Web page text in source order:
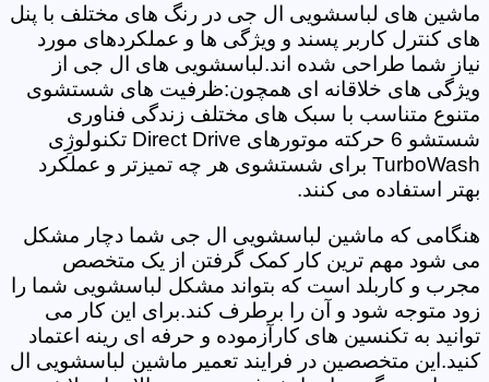
ماشین های لباسشویی ال جی در رنگ های مختلف با پنل
های کنترل کاربر پسند و ویژگی ها و عملکردهای مورد
نیاز شما طراحی شده اند.لباسشویی های ال جی از
ویژگی های خلاقانه ای همچون:ظرفیت های شستشوی
متنوع متناسب با سبک های مختلف زندگی فناوری
شستشو 6 حرکته موتورهای Direct Drive تکنولوژِی
TurboWash برای شستشوی هر چه تمیزتر و عملکرد
بهتر استفاده می کنند.
هنگامی که ماشین لباسشویی ال جی شما دچار مشکل
می شود مهم ترین کار کمک گرفتن از یک متخصص
مجرب و کاربلد است که بتواند مشکل لباسشویی شما را
زود متوجه شود و آن را برطرف کند.برای این کار می
توانید به تکنسین های کارآزموده و حرفه ای رینه اعتماد
کنید.این متخصصین در فرایند تعمیر ماشین لباسشویی ال